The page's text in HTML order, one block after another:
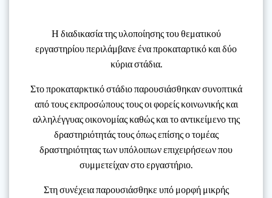
Η διαδικασία της υλοποίησης του θεματικού
εργαστηρίου περιλάμβανε ένα προκαταρτικό και δύο
κύρια στάδια.
Στο προκαταρκτικό στάδιο παρουσιάσθηκαν συνοπτικά
από τους εκπροσώπους τους οι φορείς κοινωνικής και
αλληλέγγυας οικονομίας καθώς και το αντικείμενο της
δραστηριότητάς τους όπως επίσης ο τομέας
δραστηριότητας των υπόλοιπων επιχειρήσεων που
συμμετείχαν στο εργαστήριο.
Στη συνέχεια παρουσιάσθηκε υπό μορφή μικρής